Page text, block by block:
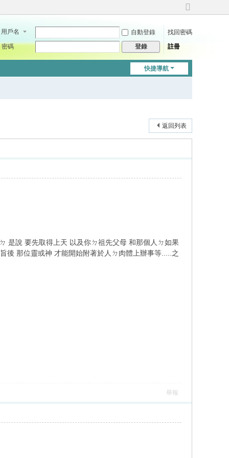
切
到
用戶名 自動登錄
找回密碼
密碼
登錄 註冊
快捷導航
返回列表
是說 要先取得上天 以及你ㄉ祖先父母 和那個人ㄉ如果
後 那位靈或神 才能開始附著於人ㄉ肉體上辦事等.....之
舉報